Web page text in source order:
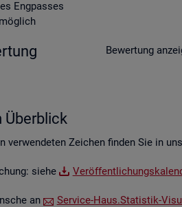
Eng­pas­ses
Be­wer­tung
Über­blick
ver­wen­de­ten Zei­chen fin­den Sie in
siehe
an Ser­vice-Haus.​Statistik-​